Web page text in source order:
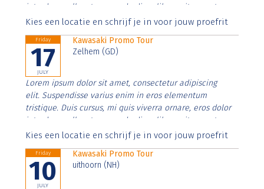
interdum nulla, ut commodo diam libero vitae erat.
Aenean faucibus nibh et justo cursus id rutrum lorem
Kies een locatie en schrijf je in voor jouw proefrit
Friday
17
JULY
Kawasaki Promo Tour
Zelhem (GD)
Lorem ipsum dolor sit amet, consectetur adipiscing
elit. Suspendisse varius enim in eros elementum
tristique. Duis cursus, mi quis viverra ornare, eros dolor
interdum nulla, ut commodo diam libero vitae erat.
Aenean faucibus nibh et justo cursus id rutrum lorem
Kies een locatie en schrijf je in voor jouw proefrit
Friday
10
JULY
Kawasaki Promo Tour
uithoorn (NH)